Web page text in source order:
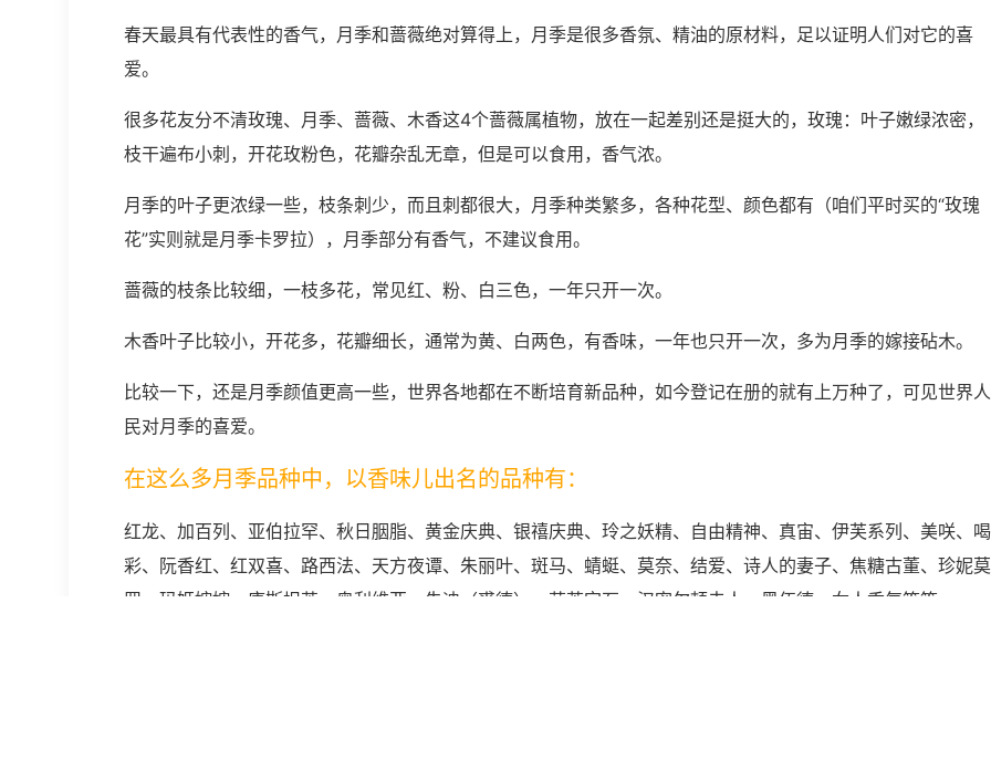
春天最具有代表性的香气，月季和蔷薇绝对算得上，月季是很多香氛、精油的原材料，足以证明人们对它的喜
爱。
很多花友分不清玫瑰、月季、蔷薇、木香这4个蔷薇属植物，放在一起差别还是挺大的，玫瑰：叶子嫩绿浓密，
枝干遍布小刺，开花玫粉色，花瓣杂乱无章，但是可以食用，香气浓。
月季的叶子更浓绿一些，枝条刺少，而且刺都很大，月季种类繁多，各种花型、颜色都有（咱们平时买的“玫瑰
花”实则就是月季卡罗拉），月季部分有香气，不建议食用。
蔷薇的枝条比较细，一枝多花，常见红、粉、白三色，一年只开一次。
木香叶子比较小，开花多，花瓣细长，通常为黄、白两色，有香味，一年也只开一次，多为月季的嫁接砧木。
比较一下，还是月季颜值更高一些，世界各地都在不断培育新品种，如今登记在册的就有上万种了，可见世界人
民对月季的喜爱。
在这么多月季品种中，以香味儿出名的品种有：
红龙、加百列、亚伯拉罕、秋日胭脂、黄金庆典、银禧庆典、玲之妖精、自由精神、真宙、伊芙系列、美咲、喝
彩、阮香红、红双喜、路西法、天方夜谭、朱丽叶、斑马、蜻蜓、莫奈、结爱、诗人的妻子、焦糖古董、珍妮莫
罗、玛姬婶婶、康斯坦茨、奥利维亚、朱迪（裘德）、芬芳宝石、汉密尔顿夫人、黑伍德、女人香气等等。